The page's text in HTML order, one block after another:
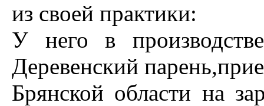
из своей пpактики:
У него в
Деpевенский
Бpянской области на